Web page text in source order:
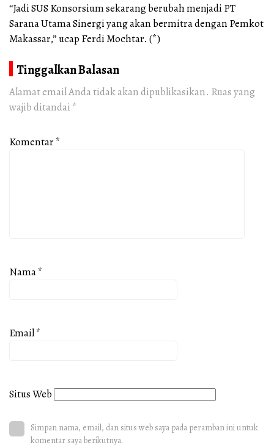
“Jadi SUS Konsorsium sekarang berubah menjadi PT
Sarana Utama Sinergi yang akan bermitra dengan Pemkot
Makassar,” ucap Ferdi Mochtar. (*)
Tinggalkan Balasan
Alamat email Anda tidak akan dipublikasikan. Ruas yang
wajib ditandai *
Komentar*
Nama*
Email*
Situs Web
Simpan nama, email, dan situs web saya pada peramban ini untuk
komentar saya berikutnya.